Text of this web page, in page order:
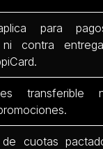
para
contra
transferible
cuotas